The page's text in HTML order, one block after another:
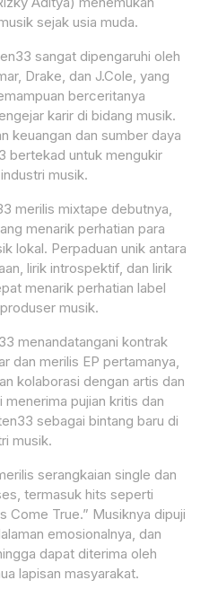
sejak usia muda.
sangat dipengaruhi oleh
Drake, dan J.Cole, yang
berceritanya
karir di bidang musik.
keuangan dan sumber daya
bertekad untuk mengukir
musik.
merilis mixtape debutnya,
menarik perhatian para
lokal. Perpaduan unik antara
lirik introspektif, dan lirik
menarik perhatian label
musik.
menandatangani kontrak
dan merilis EP pertamanya,
kolaborasi dengan artis dan
pujian kritis dan
sebagai bintang baru di
musik.
serangkaian single dan
termasuk hits seperti
Come True.” Musiknya dipuji
emosionalnya, dan
dapat diterima oleh
lapisan masyarakat.